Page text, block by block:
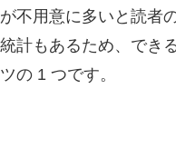
不用意に多いと読者
計もあるため、でき
の 1 つです。